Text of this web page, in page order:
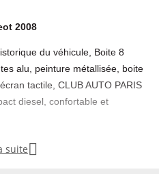
2008
du véhicule, Boite 8
alu, peinture métallisée, boite
tactile, CLUB AUTO PARIS
diesel, confortable et
Active Business
suite 